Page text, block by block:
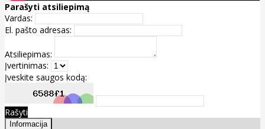
Parašyti atsiliepimą
Vardas:
El. pašto adresas:
Atsiliepimas:
Įvertinimas:
Įveskite saugos kodą:
Rašyti
Informacija